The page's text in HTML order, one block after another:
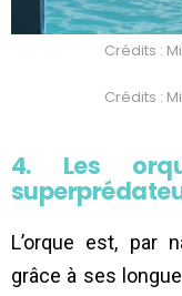
Crédits :
Crédits :
4. Les
L’orque est, par
grâce à ses